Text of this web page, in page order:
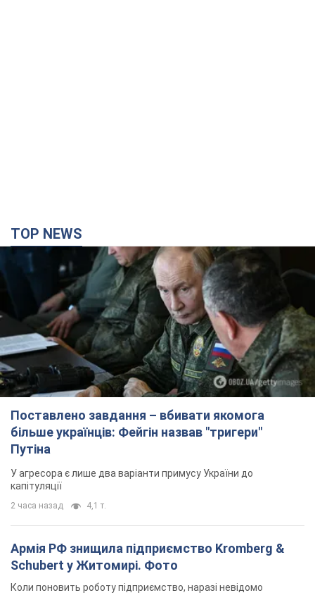
TOP NEWS
Поставлено завдання – вбивати якомога
більше українців: Фейгін назвав "тригери"
Путіна
У агресора є лише два варіанти примусу України до
капітуляції
2 часа назад 4,1 т.
Армія РФ знищила підприємство Kromberg &
Schubert у Житомирі. Фото
Коли поновить роботу підприємство, наразі невідомо